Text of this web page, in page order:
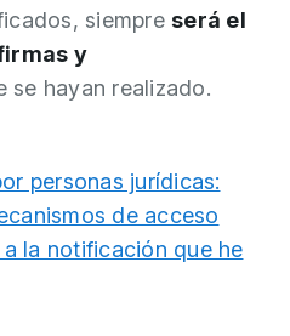
siempre será el
y
se hayan realizado.
personas jurídicas:
de acceso
la notificación que he